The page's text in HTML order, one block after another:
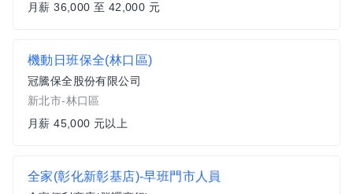
月薪 36,000 至 42,000 元
機動日班保全(林口區)
冠騰保全股份有限公司
新北市-林口區
月薪 45,000 元以上
全家(彰化新彰基店)-早班門市人員